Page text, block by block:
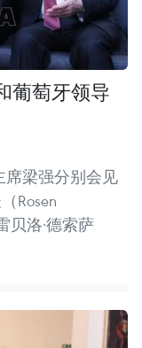
葡萄牙领导
席梁强分别会见
Rosen
贝洛·德索萨